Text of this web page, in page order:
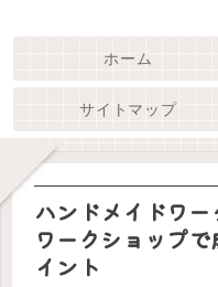
ホーム
サイトマップ
ハンドメイドワ
ワークショップ
イント